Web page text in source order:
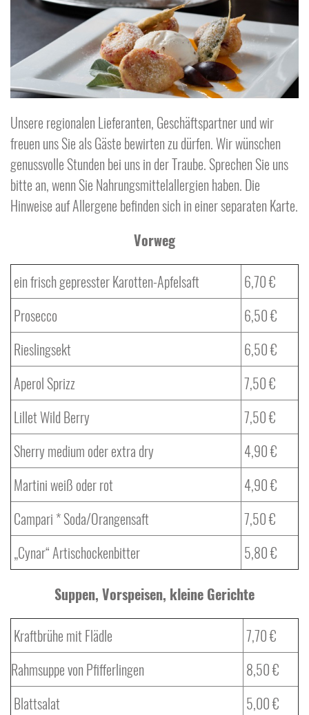
Unsere regionalen Lieferanten, Geschäftspartner und wir
freuen uns Sie als Gäste bewirten zu dürfen. Wir wünschen
genussvolle Stunden bei uns in der Traube. Sprechen Sie uns
bitte an, wenn Sie Nahrungsmittelallergien haben. Die
Hinweise auf Allergene befinden sich in einer separaten Karte.
Vorweg
ein frisch gepresster Karotten-Apfelsaft
6,70 €
Prosecco
6,50 €
Rieslingsekt
6,50 €
Aperol Sprizz
7,50 €
Lillet Wild Berry
7,50 €
Sherry medium oder extra dry
4,90 €
Martini weiß oder rot
4,90 €
Campari * Soda/Orangensaft
7,50 €
„Cynar“ Artischockenbitter
5,80 €
Suppen, Vorspeisen, kleine Gerichte
Kraftbrühe mit Flädle
7,70 €
Rahmsuppe von Pfifferlingen
8,50 €
Blattsalat
5,00 €